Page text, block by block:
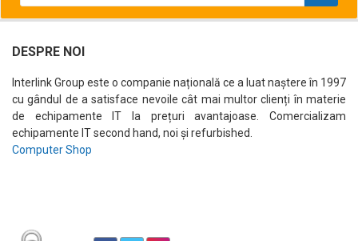
DESPRE NOI
Interlink Group este o companie națională ce a luat naștere în 1997
cu gândul de a satisface nevoile cât mai multor clienți în materie
de echipamente IT la prețuri avantajoase. Comercializam
echipamente IT second hand, noi și refurbished.
Computer Shop